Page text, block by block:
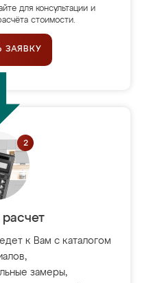
для консультации и
стоимости.
ЗАЯВКУ
к Вам с каталогом
замеры,